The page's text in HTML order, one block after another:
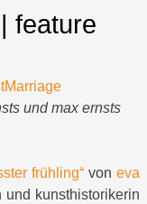
feature
und max ernsts
frühling“von eva
kunsthistorikerin